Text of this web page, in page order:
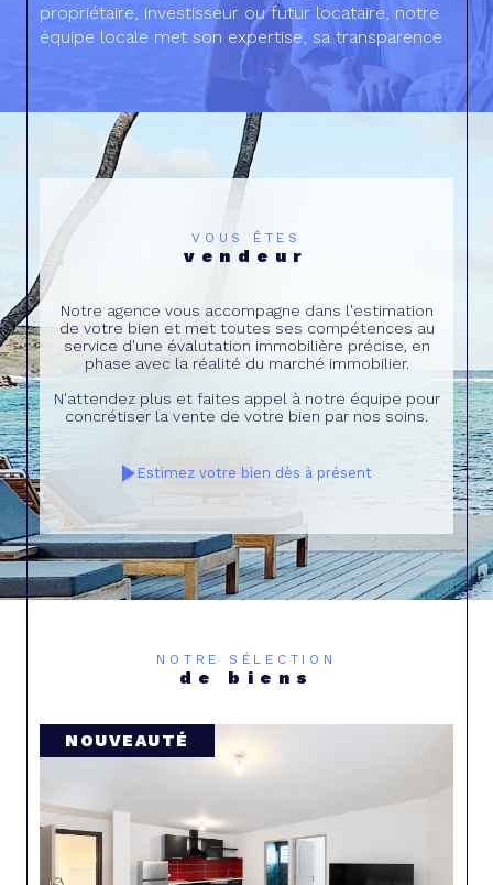
propriétaire, investisseur ou futur locataire, notre
équipe locale met son expertise, sa transparence
et sa proximité au service de votre tranquillité.
Grâce à notre approche personnalisée, nous vous
aidons à prendre les meilleures décisions pour
sécuriser, valoriser et faire évoluer votre
patrimoine. Avec Lakaz, vous bénéficiez d’un
service simple, efficace et humain, pensé pour
répondre aux besoins du marché réunionnais.
VOUS ÊTES
vendeur
Notre agence vous accompagne dans l'estimation
de votre bien et met toutes ses compétences au
service d'une évalutation immobilière précise, en
phase avec la réalité du marché immobilier.
N'attendez plus et faites appel à notre équipe pour
concrétiser la vente de votre bien par nos soins.
Estimez votre bien dès à présent
NOTRE SÉLECTION
de biens
COUP DE COEUR